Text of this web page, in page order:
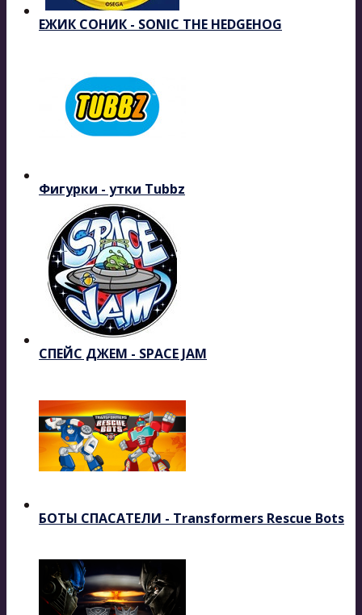
ЕЖИК СОНИК - SONIC THE HEDGEHOG
Фигурки - утки Tubbz
СПЕЙС ДЖЕМ - SPACE JAM
БОТЫ СПАСАТЕЛИ - Transformers Rescue Bots